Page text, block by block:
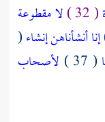
( 32 )
لا مقطوعة
إنا أنشأناهن إنشاء(
( 37 )
لأصحاب